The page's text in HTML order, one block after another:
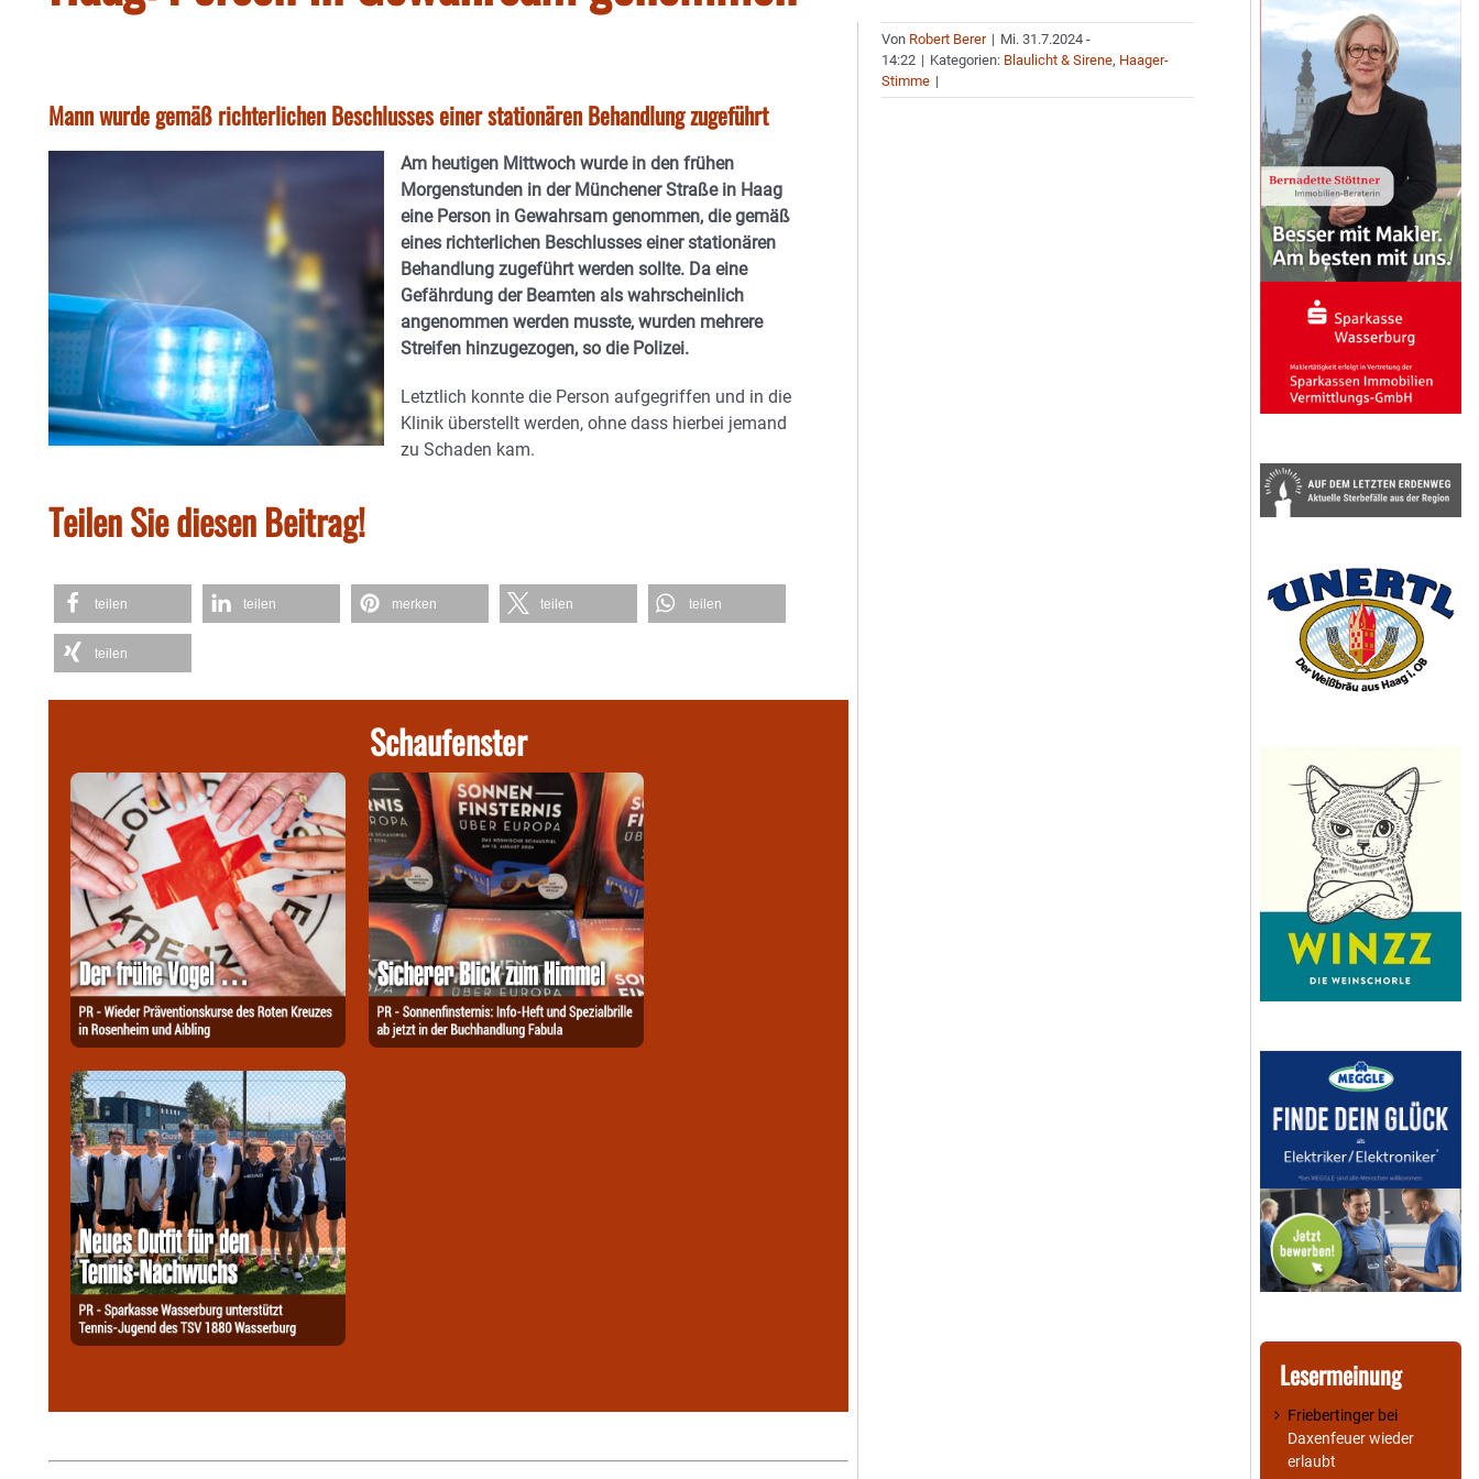
Mann wurde gemäß richterlichen Beschlusses einer stationären Behandlung zugeführt
Am heutigen Mittwoch wurde in den frühen
Morgenstunden in der Münchener Straße in Haag
eine Person in Gewahrsam genommen, die gemäß
eines richterlichen Beschlusses einer stationären
Behandlung zugeführt werden sollte. Da eine
Gefährdung der Beamten als wahrscheinlich
angenommen werden musste, wurden mehrere
Streifen hinzugezogen, so die Polizei.
Letztlich konnte die Person aufgegriffen und in die
Klinik überstellt werden, ohne dass hierbei jemand
zu Schaden kam.
Teilen Sie diesen Beitrag!
teilen teilen merken teilen teilen
teilen
Schaufenster
Von Robert Berer | Mi. 31.7.2024 -
14:22 | Kategorien: Blaulicht & Sirene, Haager-
Stimme |
Lesermeinung
Friebertinger bei
Daxenfeuer wieder
erlaubt